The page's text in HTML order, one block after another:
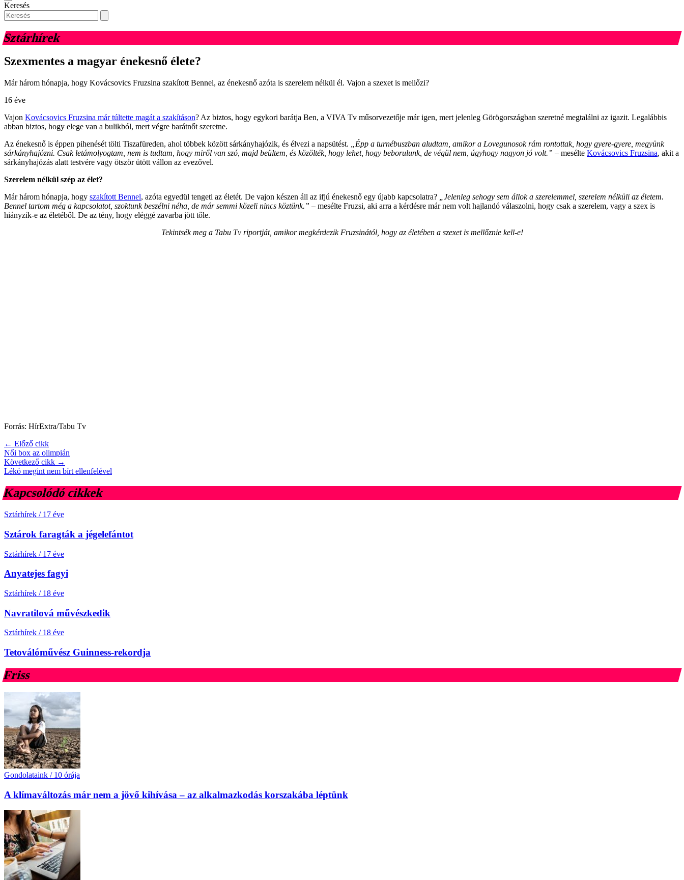
Keresés
Sztárhírek
Szexmentes a magyar énekesnő élete?
Már három hónapja, hogy Kovácsovics Fruzsina szakított Bennel, az énekesnő azóta is szerelem nélkül él. Vajon a szexet is mellőzi?
16 éve
Vajon Kovácsovics Fruzsina már túltette magát a szakításon? Az biztos, hogy egykori barátja Ben, a VIVA Tv műsorvezetője már igen, mert jelenleg Görögországban szeretné megtalálni az igazit. Legalábbis
abban biztos, hogy elege van a bulikból, mert végre barátnőt szeretne.
Az énekesnő is éppen pihenését tölti Tiszafüreden, ahol többek között sárkányhajózik, és élvezi a napsütést.
„Épp a turnébuszban aludtam, amikor a Lovegunosok rám rontottak, hogy gyere-gyere, megyünk
sárkányhajózni. Csak letámolyogtam, nem is tudtam, hogy miről van szó, majd beültem, és közölték, hogy lehet, hogy beborulunk, de végül nem, úgyhogy nagyon jó volt.” – mesélte Kovácsovics Fruzsina, akit a
sárkányhajózás alatt testvére vagy ötször ütött vállon az evezővel.
Szerelem nélkül szép az élet?
Már három hónapja, hogy szakított Bennel, azóta egyedül tengeti az életét. De vajon készen áll az ifjú énekesnő egy újabb kapcsolatra?
„Jelenleg sehogy sem állok a szerelemmel, szerelem nélküli az életem.
Bennel tartom még a kapcsolatot, szoktunk beszélni néha, de már semmi közeli nincs köztünk.” – mesélte Fruzsi, aki arra a kérdésre már nem volt hajlandó válaszolni, hogy csak a szerelem, vagy a szex is
hiányzik-e az életéből. De az tény, hogy eléggé zavarba jött tőle.
Tekintsék meg a Tabu Tv riportját, amikor megkérdezik Fruzsinától, hogy az életében a szexet is mellőznie kell-e!
Forrás: HírExtra/Tabu Tv
← Előző cikk
Női box az olimpián
Következő cikk →
Lékó megint nem bírt ellenfelével
Kapcsolódó cikkek
Sztárhírek / 17 éve
Sztárok faragták a jégelefántot
Sztárhírek / 17 éve
Anyatejes fagyi
Sztárhírek / 18 éve
Navratilová művészkedik
Sztárhírek / 18 éve
Tetoválóművész Guinness-rekordja
Friss
Gondolataink / 10 órája
A klímaváltozás már nem a jövő kihívása – az alkalmazkodás korszakába léptünk